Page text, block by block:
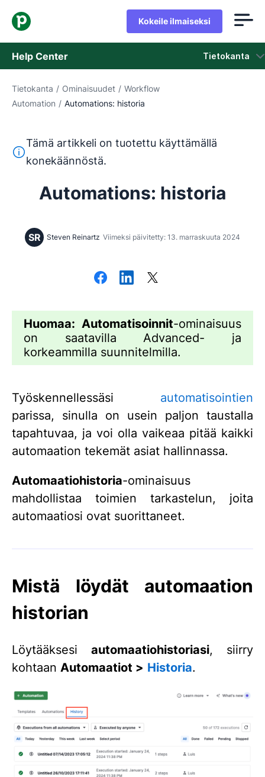
Kokeile ilmaiseksi
Help Center Tietokanta
Tietokanta
Ota yhteyttä tukeen
Tietokanta / Ominaisuudet / Workflow
Automation / Automations: historia
Tämä teksti on käännetty englannista
Tämä artikkeli on tuotettu käyttämällä
konekäännöstä.
Automations: historia
SR Steven Reinartz Viimeksi päivitetty: 13. marraskuuta 2024
Huomaa: Automatisoinnit-ominaisuus
on saatavilla Advanced- ja
korkeammilla suunnitelmilla.
Työskennellessäsi automatisointien
parissa, sinulla on usein paljon taustalla
tapahtuvaa, ja voi olla vaikeaa pitää kaikki
automaation tekemät asiat hallinnassa.
Automaatiohistoria-ominaisuus
mahdollistaa toimien tarkastelun, joita
automaatiosi ovat suorittaneet.
Mistä löydät automaation
historian
Löytääksesi automaatiohistoriasi, siirry
kohtaan Automaatiot > Historia.